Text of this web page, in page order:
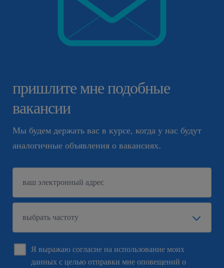
пришлите мне подобные
вакансии
Мы будем держать вас в курсе, когда у нас будут
аналогичные объявления о вакансиях.
Я выражаю согласие на использование моих
данных с целью отправки мне оповещений о